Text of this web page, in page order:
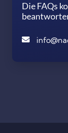
Die FAQs